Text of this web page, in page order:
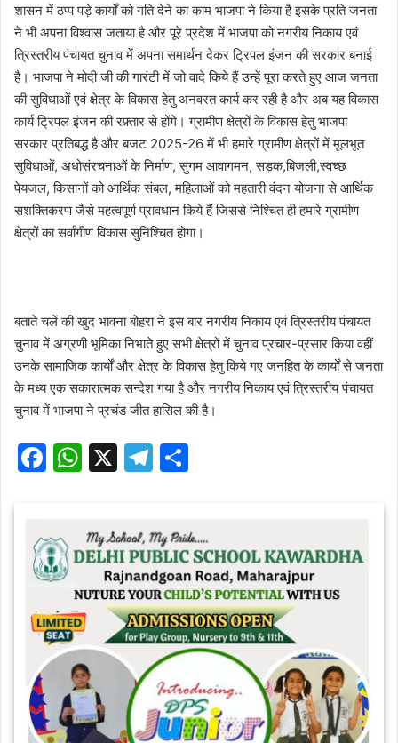
शासन में ठप्प पड़े कार्यों को गति देने का काम भाजपा ने किया है इसके प्रति जनता
ने भी अपना विश्वास जताया है और पूरे प्रदेश में भाजपा को नगरीय निकाय एवं
त्रिस्तरीय पंचायत चुनाव में अपना समार्थन देकर ट्रिपल इंजन की सरकार बनाई
है। भाजपा ने मोदी जी की गारंटी में जो वादे किये हैं उन्हें पूरा करते हुए आज जनता
की सुविधाओं एवं क्षेत्र के विकास हेतु अनवरत कार्य कर रही है और अब यह विकास
कार्य ट्रिपल इंजन की रफ़्तार से होंगे। ग्रामीण क्षेत्रों के विकास हेतु भाजपा
सरकार प्रतिबद्ध है और बजट 2025-26 में भी हमारे ग्रामीण क्षेत्रों में मूलभूत
सुविधाओं, अधोसंरचनाओं के निर्माण, सुगम आवागमन, सड़क,बिजली,स्वच्छ
पेयजल, किसानों को आर्थिक संबल, महिलाओं को महतारी वंदन योजना से आर्थिक
सशक्तिकरण जैसे महत्वपूर्ण प्रावधान किये हैं जिससे निश्चित ही हमारे ग्रामीण
क्षेत्रों का सर्वांगीण विकास सुनिश्चित होगा।
बताते चलें की खुद भावना बोहरा ने इस बार नगरीय निकाय एवं त्रिस्तरीय पंचायत
चुनाव में अग्रणी भूमिका निभाते हुए सभी क्षेत्रों में चुनाव प्रचार-प्रसार किया वहीं
उनके सामाजिक कार्यों और क्षेत्र के विकास हेतु किये गए जनहित के कार्यों से जनता
के मध्य एक सकारात्मक सन्देश गया है और नगरीय निकाय एवं त्रिस्तरीय पंचायत
चुनाव में भाजपा ने प्रचंड जीत हासिल की है।
F
e
b
o
k
W
s
A
p
p
X
T
gr
a
m
e